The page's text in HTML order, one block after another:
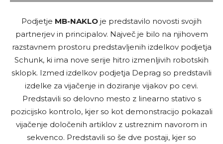
Podjetje MB-NAKLO je predstavilo novosti svojih
partnerjev in principalov. Največ je bilo na njihovem
razstavnem prostoru predstavljenih izdelkov podjetja
Schunk, ki ima nove serije hitro izmenljivih robotskih
sklopk. Izmed izdelkov podjetja Deprag so predstavili
izdelke za vijačenje in doziranje vijakov po cevi.
Predstavili so delovno mesto z linearno stativo s
pozicijsko kontrolo, kjer so kot demonstracijo pokazali
vijačenje določenih artiklov z ustreznim navorom in
sekvenco. Predstavili so še dve postaji, kjer so